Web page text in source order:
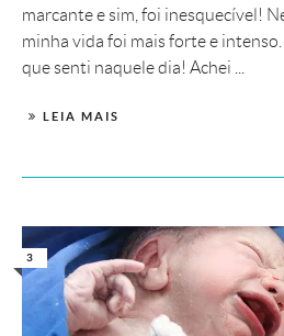
marcante e sim, foi inesquecível!
minha vida foi mais forte e
que senti naquele dia! Achei ...
LEIA MAIS
3